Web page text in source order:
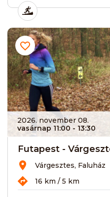
2026. november 08.
vasárnap 11:00 - 13:30
Futapest -
Várgesztes, Faluház
16 km / 5 km